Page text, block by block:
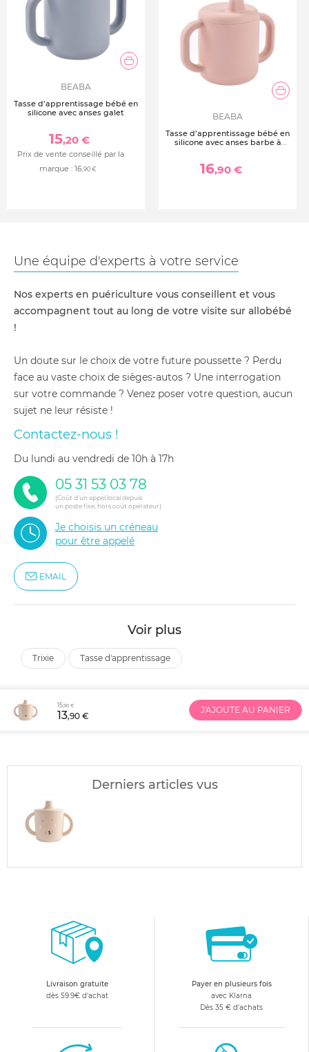
BEABA
Tasse d’apprentissage bébé en
silicone avec anses galet
15,20 €
Prix de vente conseillé par la
marque : 16,90 €
BEABA
Tasse d’apprentissage bébé en
silicone avec anses barbe à
16,90 €
Une équipe d'experts à votre service
Nos experts en puériculture vous conseillent et vous
accompagnent tout au long de votre visite sur allobébé
!
Un doute sur le choix de votre future poussette ? Perdu
face au vaste choix de sièges-autos ? Une interrogation
sur votre commande ? Venez poser votre question, aucun
sujet ne leur résiste !
Contactez-nous !
du lundi au vendredi de 10h à 17h
05 31 53 03 78
(Coût d'un appel local depuis
un poste fixe, hors coût opérateur)
Je choisis un créneau
pour être appelé
EMAIL
Voir plus
trixie tasse d'apprentissage
15,90 €
13,90 €
J'AJOUTE AU PANIER
Derniers articles vus
Livraison gratuite
dès 59.9€ d'achat
Payer en plusieurs fois
avec Klarna
Dès 35 € d'achats